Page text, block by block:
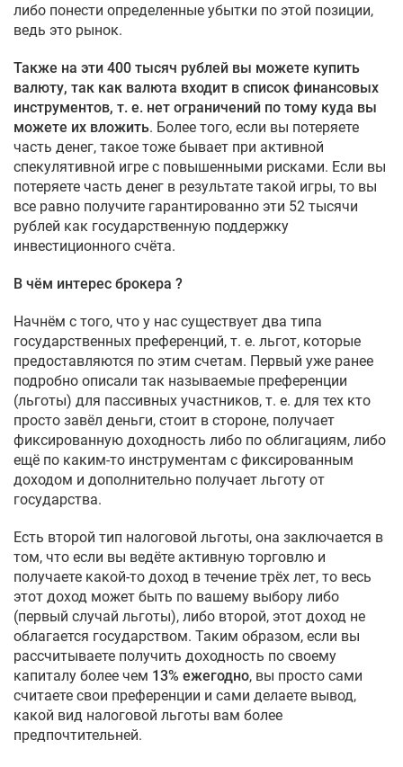
либо понести определенные убытки по этой позиции,
ведь это рынок.
Также на эти 400 тысяч рублей вы можете купить
валюту, так как валюта входит в список финансовых
инструментов, т. е. нет ограничений по тому куда вы
можете их вложить. Более того, если вы потеряете
часть денег, такое тоже бывает при активной
спекулятивной игре с повышенными рисками. Если вы
потеряете часть денег в результате такой игры, то вы
все равно получите гарантированно эти 52 тысячи
рублей как государственную поддержку
инвестиционного счёта.
В чём интерес брокера ?
Начнём с того, что у нас существует два типа
государственных преференций, т. е. льгот, которые
предоставляются по этим счетам. Первый уже ранее
подробно описали так называемые преференции
(льготы) для пассивных участников, т. е. для тех кто
просто завёл деньги, стоит в стороне, получает
фиксированную доходность либо по облигациям, либо
ещё по каким-то инструментам с фиксированным
доходом и дополнительно получает льготу от
государства.
Есть второй тип налоговой льготы, она заключается в
том, что если вы ведёте активную торговлю и
получаете какой-то доход в течение трёх лет, то весь
этот доход может быть по вашему выбору либо
(первый случай льготы), либо второй, этот доход не
облагается государством. Таким образом, если вы
рассчитываете получить доходность по своему
капиталу более чем 13% ежегодно, вы просто сами
считаете свои преференции и сами делаете вывод,
какой вид налоговой льготы вам более
предпочтительней.